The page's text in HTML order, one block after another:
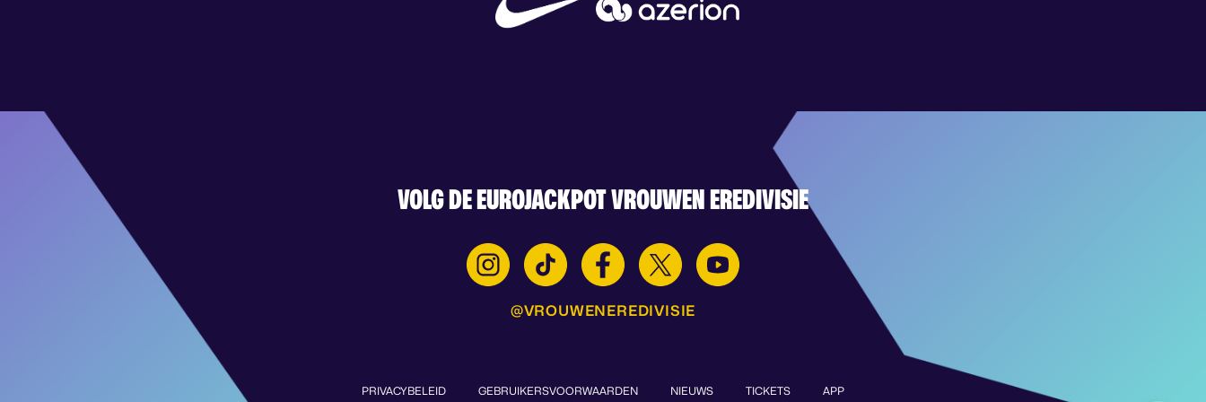
VOLG DE EUROJACKPOT VROUWEN EREDIVISIE
@VROUWENEREDIVISIE
PRIVACYBELEID GEBRUIKERSVOORWAARDEN NIEUWS TICKETS APP